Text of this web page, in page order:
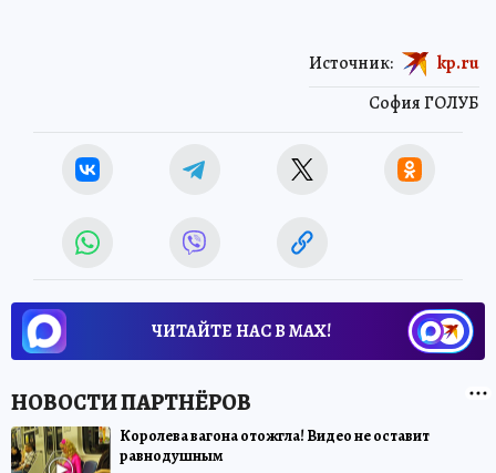
София ГОЛУБ
Источник: kp.ru
ЧИТАЙТЕ НАС В МАХ!
Королева вагона отожгла! Видео не оставит
равнодушным